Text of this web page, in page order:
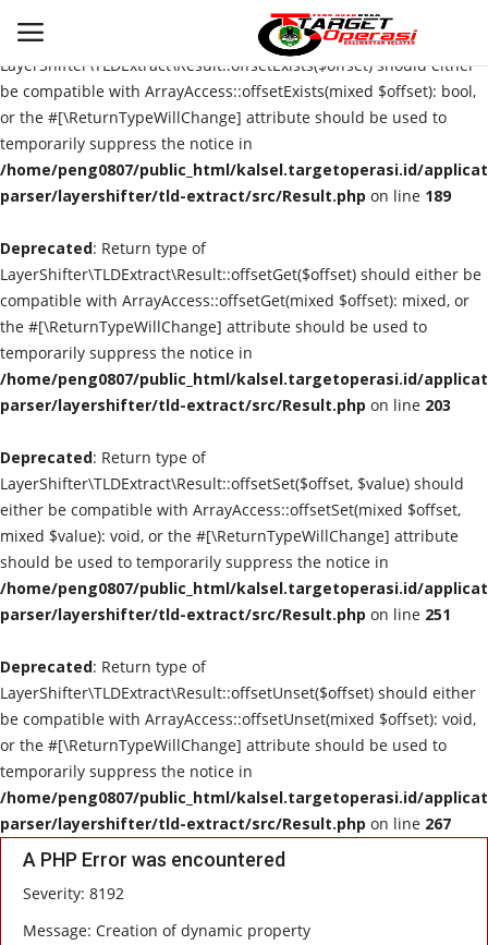
Deprecated
LayerShifter\TLDExtract\Result::offsetExists($offset) should either
be compatible with ArrayAccess::offsetExists(mixed $offset): bool,
or the #[\ReturnTypeWillChange] attribute should be used to
temporarily suppress the notice in
/home/peng0807/public_html/kalsel.targetoperasi.id/
parser/layershifter/tld-extract/src/Result.php on line 189
Deprecated: Return type of
LayerShifter\TLDExtract\Result::offsetGet($offset) should either be
compatible with ArrayAccess::offsetGet(mixed $offset): mixed, or
the #[\ReturnTypeWillChange] attribute should be used to
temporarily suppress the notice in
/home/peng0807/public_html/kalsel.targetoperasi.id/
parser/layershifter/tld-extract/src/Result.php on line 203
Deprecated: Return type of
LayerShifter\TLDExtract\Result::offsetSet($offset, $value) should
either be compatible with ArrayAccess::offsetSet(mixed $offset,
mixed $value): void, or the #[\ReturnTypeWillChange] attribute
should be used to temporarily suppress the notice in
/home/peng0807/public_html/kalsel.targetoperasi.id/
parser/layershifter/tld-extract/src/Result.php on line 251
Deprecated: Return type of
LayerShifter\TLDExtract\Result::offsetUnset($offset) should either
be compatible with ArrayAccess::offsetUnset(mixed $offset): void,
or the #[\ReturnTypeWillChange] attribute should be used to
temporarily suppress the notice in
/home/peng0807/public_html/kalsel.targetoperasi.id/
parser/layershifter/tld-extract/src/Result.php on line 267
A PHP Error was encountered
Severity: 8192
Message: Creation of dynamic property
Login Register
Home
Contact
BANJARMASIN
KRIMINAL
HUKUM
PERISTIWA
POLITIK
WISATA
TO CHANEL